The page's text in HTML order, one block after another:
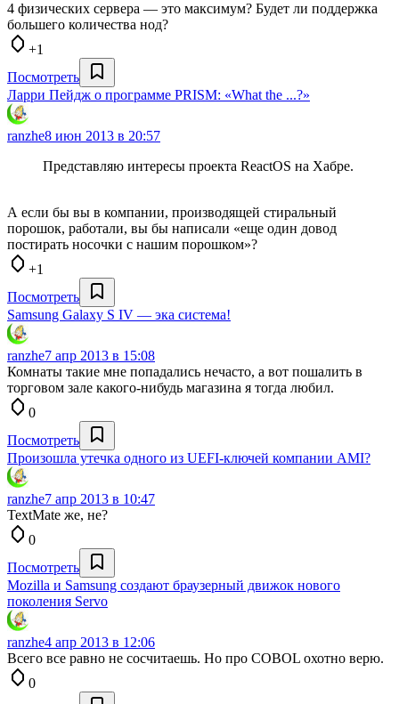
4 физических сервера — это максимум? Будет ли поддержка
большего количества нод?
+1
Посмотреть
Ларри Пейдж о программе PRISM: «What the ...?»
ranzhe8 июн 2013 в 20:57
Представляю интересы проекта ReactOS на Хабре.
А если бы вы в компании, производящей стиральный
порошок, работали, вы бы написали «еще один довод
постирать носочки с нашим порошком»?
+1
Посмотреть
Samsung Galaxy S IV — эка система!
ranzhe7 апр 2013 в 15:08
Комнаты такие мне попадались нечасто, а вот пошалить в
торговом зале какого-нибудь магазина я тогда любил.
0
Посмотреть
Произошла утечка одного из UEFI-ключей компании AMI?
ranzhe7 апр 2013 в 10:47
TextMate же, не?
0
Посмотреть
Mozilla и Samsung создают браузерный движок нового
поколения Servo
ranzhe4 апр 2013 в 12:06
Всего все равно не сосчитаешь. Но про COBOL охотно верю.
0